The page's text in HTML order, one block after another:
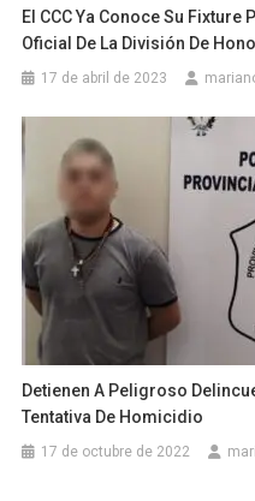
El CCC Ya Conoce Su
Oficial De La División De
17 de abril de 2023
Detienen A Peligroso
Tentativa De Homicidio
17 de octubre de 2022